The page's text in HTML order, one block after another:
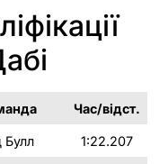
Час/відст.
Булл 1:22.207